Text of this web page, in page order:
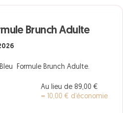
Brunch Adulte
Formule Brunch Adulte.
Au lieu de 89,00 €
= 10,00 € d’économie